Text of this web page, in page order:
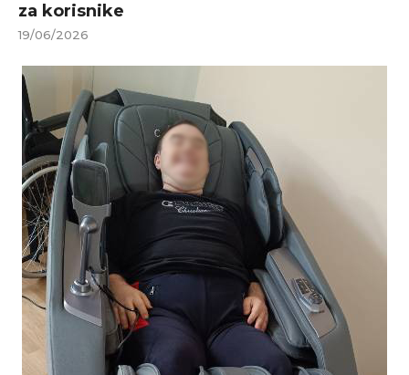
za korisnike
19/06/2026